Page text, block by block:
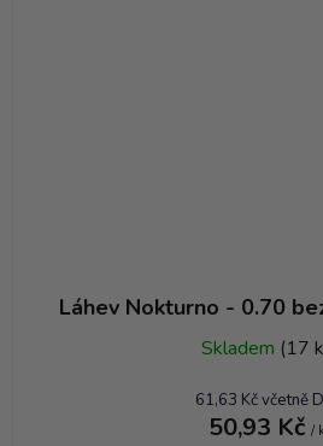
Láhev Nokturno - 0.70
Skladem (17
61,63 Kč včetně
50,93 Kč /